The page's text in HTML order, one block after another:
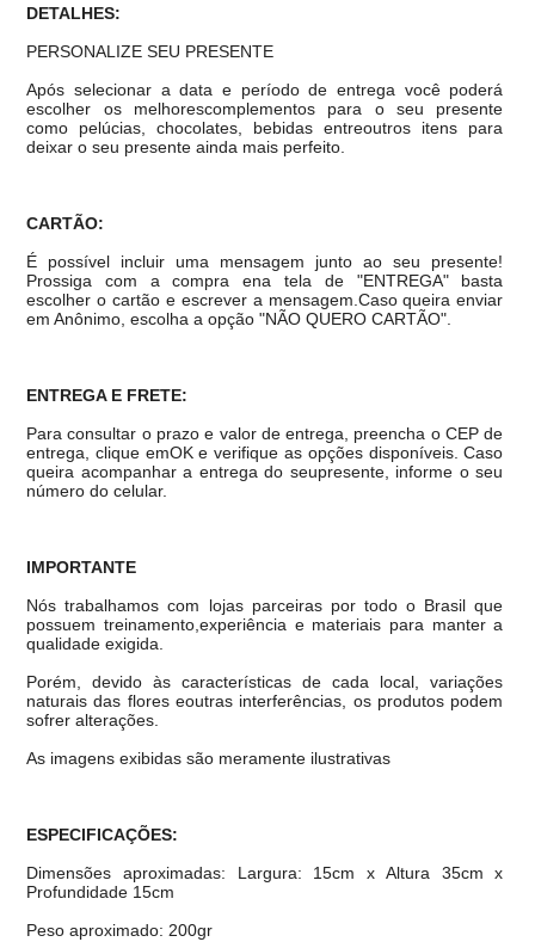
DETALHES:
PERSONALIZE SEU PRESENTE
Após selecionar a data e período de entrega você poder
escolher os melhorescomplementos para o seu presente
como pelúcias, chocolates, bebidas entreoutros itens para
deixar o seu presente ainda mais perfeito.
CARTÃO:
É possível incluir uma mensagem junto ao seu presente!
Prossiga com a compra ena tela de "ENTREGA" basta
escolher o cartão e escrever a mensagem.Caso queira enviar
em Anônimo, escolha a opção "NÃO QUERO CARTÃO".
ENTREGA E FRETE:
Para consultar o prazo e valor de entrega, preencha o CEP de
entrega, clique emOK e verifique as opções disponíveis. Caso
queira acompanhar a entrega do seupresente, informe o seu
número do celular.
IMPORTANTE
Nós trabalhamos com lojas parceiras por todo o Brasil que
possuem treinamento,experiência e materiais para manter a
qualidade exigida.
Porém, devido às características de cada local, variações
naturais das flores eoutras interferências, os produtos podem
sofrer alterações.
As imagens exibidas são meramente ilustrativas
ESPECIFICAÇÕES:
Dimensões aproximadas: Largura: 15cm x Altura 35cm x
Profundidade 15cm
Peso aproximado: 200gr